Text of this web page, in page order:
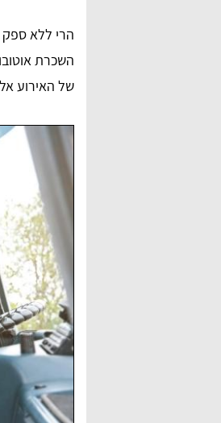
הרי ללא ספק
השכרת
של האירוע